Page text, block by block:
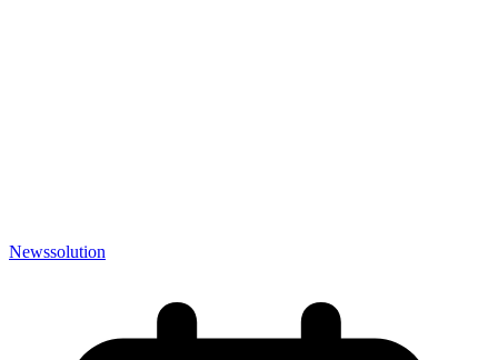
Newssolution